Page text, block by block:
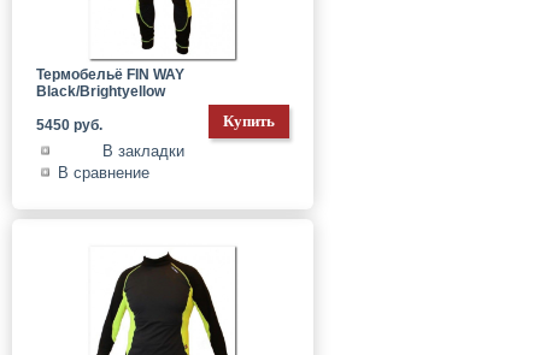
Термобельё FIN WAY
Black/Brightyellow
5450 руб.
В закладки
В сравнение